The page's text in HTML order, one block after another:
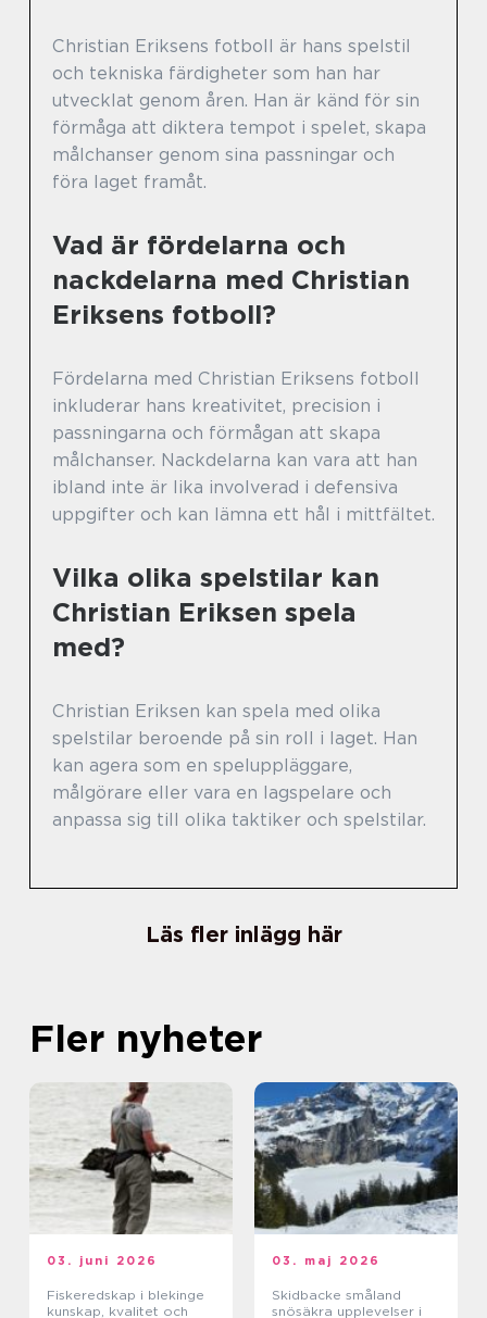
Christian Eriksens fotboll är hans spelstil
och tekniska färdigheter som han har
utvecklat genom åren. Han är känd för sin
förmåga att diktera tempot i spelet, skapa
målchanser genom sina passningar och
föra laget framåt.
Vad är fördelarna och
nackdelarna med Christian
Eriksens fotboll?
Fördelarna med Christian Eriksens fotboll
inkluderar hans kreativitet, precision i
passningarna och förmågan att skapa
målchanser. Nackdelarna kan vara att han
ibland inte är lika involverad i defensiva
uppgifter och kan lämna ett hål i mittfältet.
Vilka olika spelstilar kan
Christian Eriksen spela
med?
Christian Eriksen kan spela med olika
spelstilar beroende på sin roll i laget. Han
kan agera som en speluppläggare,
målgörare eller vara en lagspelare och
anpassa sig till olika taktiker och spelstilar.
Läs fler inlägg här
Fler nyheter
03. juni 2026
Fiskeredskap i blekinge
kunskap, kvalitet och
03. maj 2026
Skidbacke småland
snösäkra upplevelser i